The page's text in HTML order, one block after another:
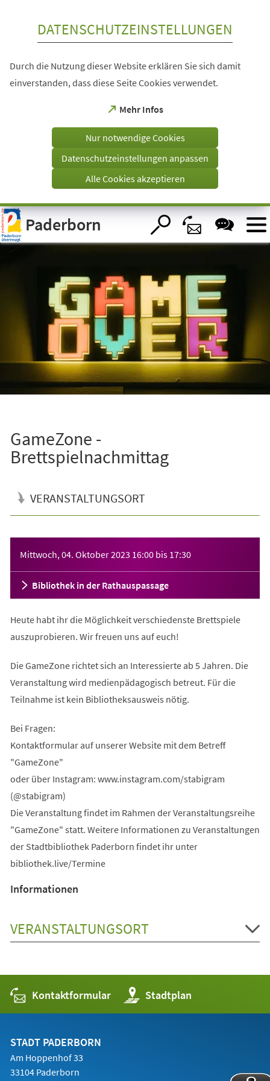
Visuelle
Assistenzsoftware
öffnen.
DATENSCHUTZEINSTELLUNGEN
Durch die Nutzung dieser Website erklären Sie sich damit
einverstanden, dass diese Seite Cookies verwendet.
Mehr Infos
(Öffnet
einem
Tab)
Nur notwendige Cookies
Datenschutzeinstellungen anpassen
Alle Cookies akzeptieren
Paderborn
GameZone -
Brettspielnachmittag
VERANSTALTUNGSORT
Mittwoch, 04. Oktober 2023 16:00 bis 17:30
Bibliothek in der Rathauspassage
Heute habt ihr die Möglichkeit verschiedenste Brettspiele
auszuprobieren. Wir freuen uns auf euch!
Die GameZone richtet sich an Interessierte ab 5 Jahren. Die
Veranstaltung wird medienpädagogisch betreut. Für die
Teilnahme ist kein Bibliotheksausweis nötig.
Bei Fragen:
Kontaktformular auf unserer Website mit dem Betreff
"GameZone"
oder über Instagram: www.instagram.com/stabigram
(@stabigram)
Die Veranstaltung findet im Rahmen der Veranstaltungsreihe
"GameZone" statt. Weitere Informationen zu Veranstaltungen
der Stadtbibliothek Paderborn findet ihr unter
bibliothek.live/Termine
Informationen
VERANSTALTUNGSORT
Kontaktformular Stadtplan
(Öffnet
in
einem
STADT PADERBORN
Am Hoppenhof 33
33104 Paderborn